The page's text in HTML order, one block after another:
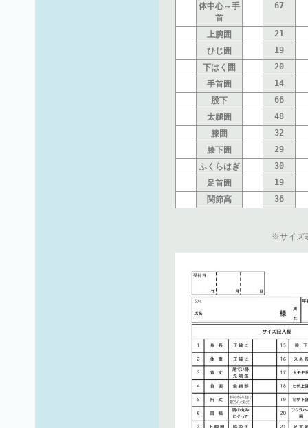
体中心～手
首
67
上腕囲
21
ひじ囲
19
下はく囲
20
手首囲
14
股下
66
太腿囲
48
膝囲
32
膝下囲
29
ふくらはぎ
30
足首囲
19
関節高
36
※サイズ